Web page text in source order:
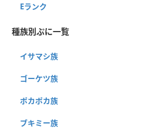
Eランク
種族別ぷに一覧
イサマシ族
ゴーケツ族
ポカポカ族
ブキミー族